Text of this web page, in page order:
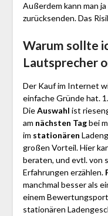
Außerdem kann man
zurücksenden. Das
Warum sollte
Lautsprecher
Der Kauf im Internet
einfache Gründe hat.
DieAuswahl ist
am nächsten Tagbei
im stationären
großen Vorteil. Hier
beraten, und evtl. von
Erfahrungen erzählen.
manchmal besser als
einem
stationären